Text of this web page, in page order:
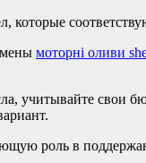
моторні оливи
учитывайте
роль в